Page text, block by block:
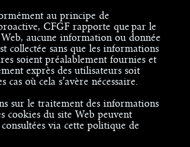
au principe de
CFGF rapporte que par le
aucune information ou donnée
collectée sans que les informations
soient préalablement fournies et
exprès des utilisateurs soit
cas où cela s’avère nécessaire.
sur le traitement des informations
cookies du site Web peuvent
via cette politique de